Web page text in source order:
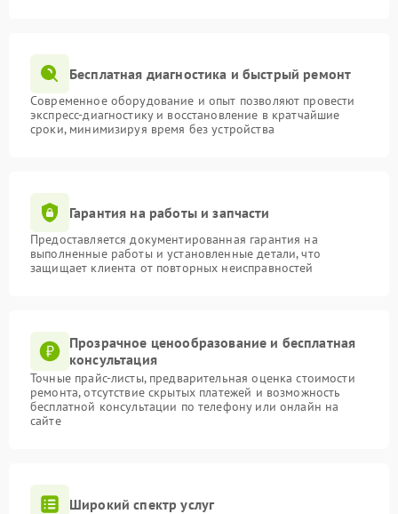
Бесплатная диагностика и быстрый ремонт
Современное оборудование и опыт позволяют провести
экспресс-диагностику и восстановление в кратчайшие
сроки, минимизируя время без устройства
Гарантия на работы и запчасти
Предоставляется документированная гарантия на
выполненные работы и установленные детали, что
защищает клиента от повторных неисправностей
Прозрачное ценообразование и бесплатная
консультация
Точные прайс-листы, предварительная оценка стоимости
ремонта, отсутствие скрытых платежей и возможность
бесплатной консультации по телефону или онлайн на
сайте
Широкий спектр услуг